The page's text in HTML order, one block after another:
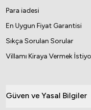
Para iadesi
En Uygun Fiyat Garantisi
Sıkça Sorulan Sorular
Villamı Kiraya Vermek
Güven ve Yasal Bilgiler